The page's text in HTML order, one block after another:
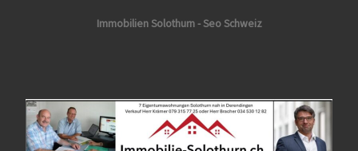
Immobilien Solothurn - Seo Schweiz